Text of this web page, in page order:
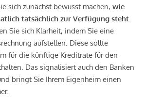
sich zunächst bewusst machen, wie
tatsächlich zur Verfügung steht.
Sie sich Klarheit, indem Sie eine
aufstellen. Diese sollte
für die künftige Kreditrate für den
Das signalisiert auch den Banken
bringt Sie Ihrem Eigenheim einen